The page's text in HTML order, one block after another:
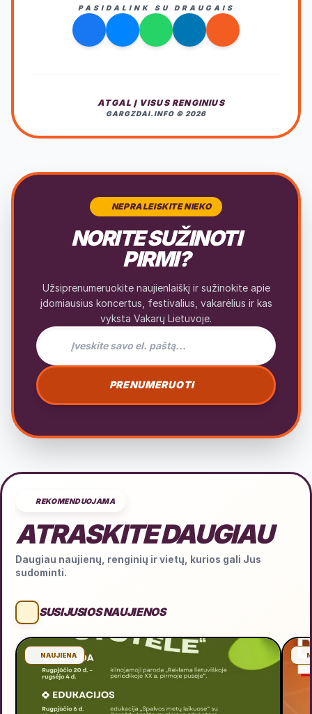
PASIDALINK SU DRAUGAIS
ATGAL Į VISUS RENGINIUS
GARGZDAI.INFO © 2026
NEPRALEISKITE NIEKO
NORITE SUŽINOTI
PIRMI?
Užsiprenumeruokite naujienlaiškį ir sužinokite apie
įdomiausius koncertus, festivalius, vakarėlius ir kas
vyksta Vakarų Lietuvoje.
El. pašto adresas naujienlaiškiui
PRENUMERUOTI
REKOMENDUOJAMA
ATRASKITE DAUGIAU
Daugiau naujienų, renginių ir vietų, kurios gali Jus
sudominti.
SUSIJUSIOS NAUJIENOS
NAUJIENA